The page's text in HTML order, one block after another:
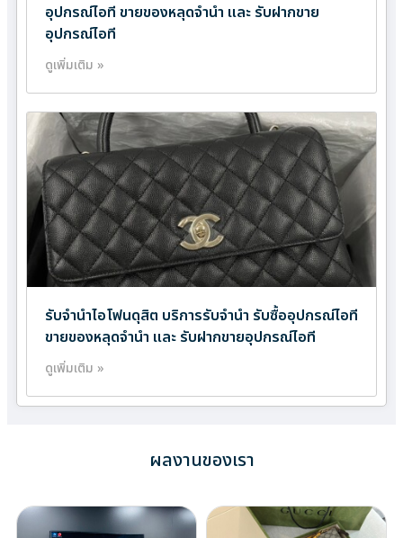
อุปกรณ์ไอที ขายของหลุดจำนำ และ รับฝากขาย
อุปกรณ์ไอที
ดูเพิ่มเติม »
รับจำนำไอโฟนดุสิต บริการรับจำนำ รับซื้ออุปกรณ์ไอที
ขายของหลุดจำนำ และ รับฝากขายอุปกรณ์ไอที
ดูเพิ่มเติม »
ผลงานของเรา